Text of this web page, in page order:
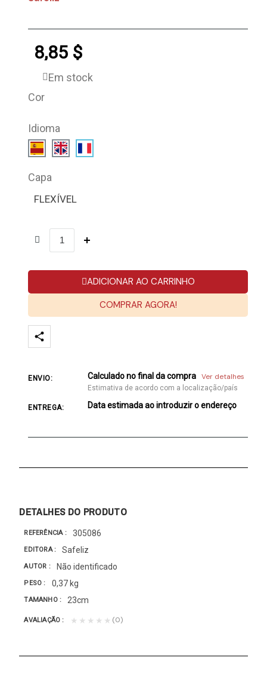
8,85 $
Em stock
Cor
Idioma
Capa
FLEXÍVEL
ADICIONAR AO CARRINHO
COMPRAR AGORA!
ENVIO: Calculado no final da compra Ver detalhes
Estimativa de acordo com a localização/país
ENTREGA: Data estimada ao introduzir o endereço
DETALHES DO PRODUTO
REFERÊNCIA 305086
EDITORA Safeliz
AUTOR Não identificado
PESO 0,37 kg
TAMANHO 23cm
AVALIAÇÃO ★★★★★ (0)